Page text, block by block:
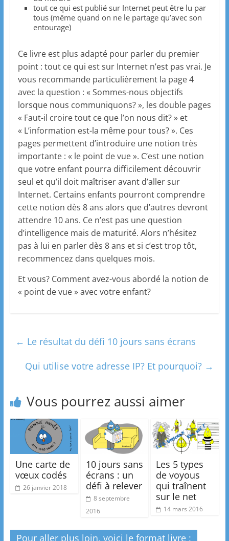
tout ce qui est publié sur Internet peut être lu par
tous (même quand on ne le partage qu’avec son
entourage)
Ce livre est plus adapté pour parler du premier
point : tout ce qui est sur Internet n’est pas vrai. Je
vous recommande particulièrement la page 4
avec la question : « Sommes-nous objectifs
lorsque nous communiquons? », les double pages
« Faut-il croire tout ce que l’on nous dit? » et
« L’information est-la même pour tous? ». Ces
pages permettent d’introduire une notion très
importante : « le point de vue ». C’est une notion
que votre enfant pourra difficilement découvrir
seul et qu’il doit maîtriser avant d’aller sur
Internet. Certains enfants pourront comprendre
cette notion dès 8 ans alors que d’autres devront
attendre 10 ans. Ce n’est pas une question
d’intelligence mais de maturité. Alors n’hésitez
pas à lui en parler dès 8 ans et si c’est trop tôt,
recommencez dans quelques mois.
Et vous? Comment avez-vous abordé la notion de
« point de vue » avec votre enfant?
← Le résultat du défi 10 jours sans écrans
Qui utilise votre adresse IP? Et pourquoi? →
Vous pourrez aussi aimer
Une carte de
vœux codés
26 janvier 2018
10 jours sans
écrans : un
défi à relever
8 septembre
2016
Les 5 types
de voyous
qui traînent
sur le net
14 mars 2016
Pour aller plus loin, voici le format livre :